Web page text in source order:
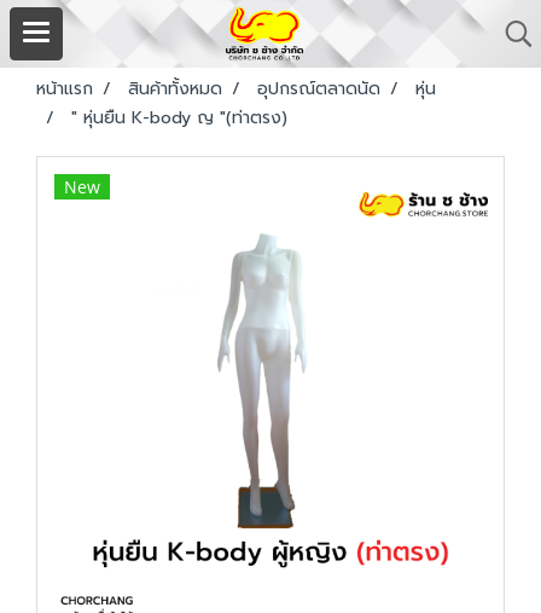
หน้าแรก สินค้าทั้งหมด อุปกรณ์ตลาดนัด
หุ่น
" หุ่นยืน K-body ญ "(ท่าตรง)
New